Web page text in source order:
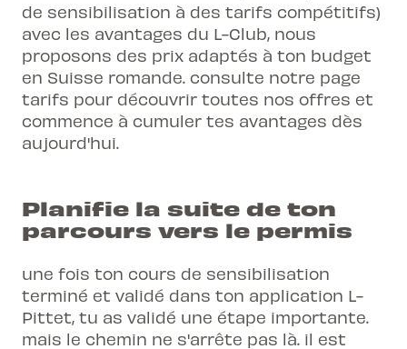
de sensibilisation à des tarifs compétitifs)
avec les avantages du L-Club, nous
proposons des prix adaptés à ton budget
en Suisse romande. consulte notre page
tarifs pour découvrir toutes nos offres et
commence à cumuler tes avantages dès
aujourd'hui.
Planifie la suite de ton
parcours vers le permis
une fois ton cours de sensibilisation
terminé et validé dans ton application L-
Pittet, tu as validé une étape importante.
mais le chemin ne s'arrête pas là. il est